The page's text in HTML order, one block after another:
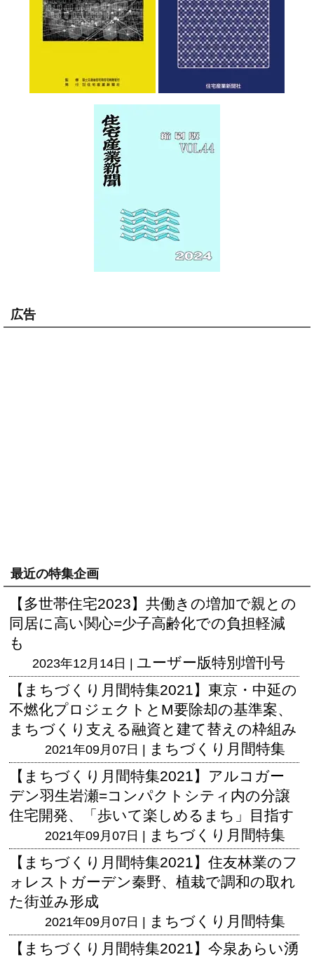
広告
最近の特集企画
【多世帯住宅2023】共働きの増加で親との
同居に高い関心=少子高齢化での負担軽減
も
2023年12月14日 | ユーザー版特別増刊号
【まちづくり月間特集2021】東京・中延の
不燃化プロジェクトとM要除却の基準案、
まちづくり支える融資と建て替えの枠組み
2021年09月07日 | まちづくり月間特集
【まちづくり月間特集2021】アルコガー
デン羽生岩瀬=コンパクトシティ内の分譲
住宅開発、「歩いて楽しめるまち」目指す
2021年09月07日 | まちづくり月間特集
【まちづくり月間特集2021】住友林業のフ
ォレストガーデン秦野、植栽で調和の取れ
た街並み形成
2021年09月07日 | まちづくり月間特集
【まちづくり月間特集2021】今泉あらい湧